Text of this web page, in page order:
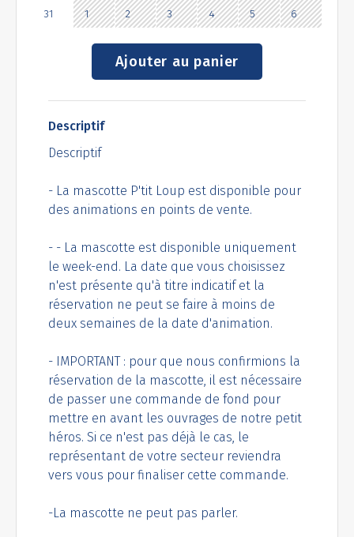
31 1 2 3 4 5 6
Ajouter au panier
Descriptif
Descriptif
- La mascotte P'tit Loup est disponible pour
des animations en points de vente.
- - La mascotte est disponible uniquement
le week-end. La date que vous choisissez
n'est présente qu'à titre indicatif et la
réservation ne peut se faire à moins de
deux semaines de la date d'animation.
- IMPORTANT : pour que nous confirmions la
réservation de la mascotte, il est nécessaire
de passer une commande de fond pour
mettre en avant les ouvrages de notre petit
héros. Si ce n'est pas déjà le cas, le
représentant de votre secteur reviendra
vers vous pour finaliser cette commande.
-La mascotte ne peut pas parler.